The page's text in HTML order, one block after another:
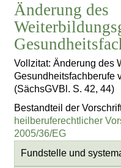
Änderung des
Vollzitat: Änderung des
Gesundheitsfachberufe
(SächsGVBl. S. 42, 44)
Bestandteil der
heilberuferechtlicher
2005/36/EG
Fundstelle und